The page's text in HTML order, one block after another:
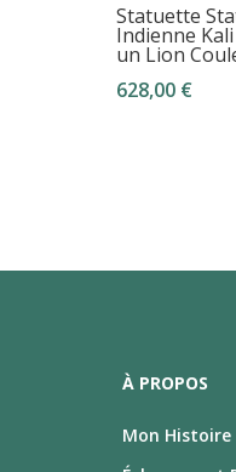
Statuette
Indienne
un Lion
628,00 €
À PROPOS
Mon Histoire